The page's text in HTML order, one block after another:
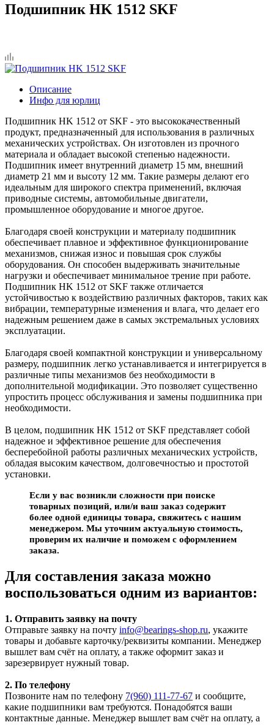
Подшипник HK 1512 SKF
Описание
Инфо для юрлиц
Подшипник HK 1512 от SKF - это высококачественный
продукт, предназначенный для использования в различных
механических устройствах. Он изготовлен из прочного
материала и обладает высокой степенью надежности.
Подшипник имеет внутренний диаметр 15 мм, внешний
диаметр 21 мм и высоту 12 мм. Такие размеры делают его
идеальным для широкого спектра применений, включая
приводные системы, автомобильные двигатели,
промышленное оборудование и многое другое.
Благодаря своей конструкции и материалу подшипник
обеспечивает плавное и эффективное функционирование
механизмов, снижая износ и повышая срок службы
оборудования. Он способен выдерживать значительные
нагрузки и обеспечивает минимальное трение при работе.
Подшипник HK 1512 от SKF также отличается
устойчивостью к воздействию различных факторов, таких как
вибрации, температурные изменения и влага, что делает его
надежным решением даже в самых экстремальных условиях
эксплуатации.
Благодаря своей компактной конструкции и универсальному
размеру, подшипник легко устанавливается и интегрируется в
различные типы механизмов без необходимости в
дополнительной модификации. Это позволяет существенно
упростить процесс обслуживания и замены подшипника при
необходимости.
В целом, подшипник HK 1512 от SKF представляет собой
надежное и эффективное решение для обеспечения
бесперебойной работы различных механических устройств,
обладая высоким качеством, долговечностью и простотой
установки.
Если у вас возникли сложности при поиске
товарных позиций, или/и ваш заказ содержит
более одной единицы товара, свяжитесь с нашим
менеджером. Мы уточним актуальную стоимость,
проверим их наличие и поможем с оформлением
заказа.
Для составления заказа можно
воспользоваться одним из вариантов:
1. Отправить заявку на почту
Отправьте заявку на почту info@bearings-shop.ru, укажите
товары и добавьте карточку/реквизиты компании. Менеджер
вышлет вам счёт на оплату, а также оформит заказ и
зарезервирует нужный товар.
2. По телефону
Позвоните нам по телефону 7(960) 111-77-67 и сообщите,
какие подшипники вам требуются. Понадобятся ваши
контактные данные. Менеджер вышлет вам счёт на оплату, а